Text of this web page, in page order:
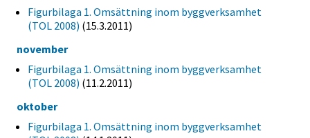
Figurbilaga 1. Omsättning inom byggverksamhet
(TOL 2008) (15.3.2011)
november
Figurbilaga 1. Omsättning inom byggverksamhet
(TOL 2008) (11.2.2011)
oktober
Figurbilaga 1. Omsättning inom byggverksamhet